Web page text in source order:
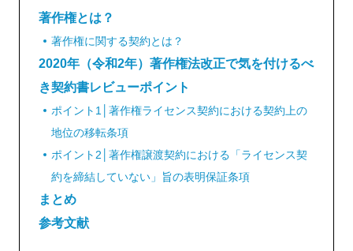
著作権とは？
著作権に関する契約とは？
2020年（令和2年）著作権法改正で気を付けるべ
き契約書レビューポイント
ポイント1│著作権ライセンス契約における契約上の
地位の移転条項
ポイント2│著作権譲渡契約における「ライセンス契
約を締結していない」旨の表明保証条項
まとめ
参考文献